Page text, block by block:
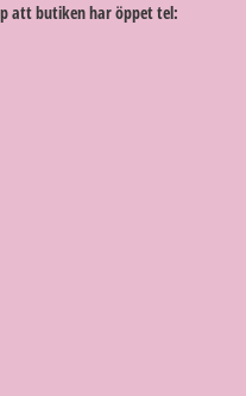
att butiken har öppet tel: